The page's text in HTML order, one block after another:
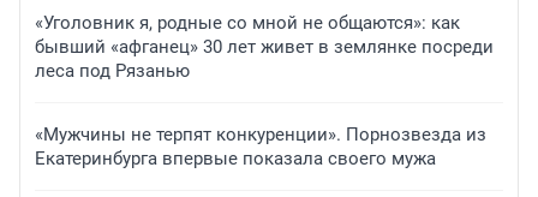
«Уголовник я, родные со мной не общаются»: как
бывший «афганец» 30 лет живет в землянке посреди
леса под Рязанью
«Мужчины не терпят конкуренции». Порнозвезда из
Екатеринбурга впервые показала своего мужа